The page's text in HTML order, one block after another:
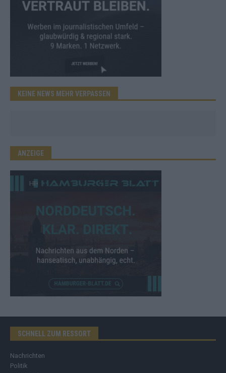
KEINE NEWS MEHR VERPASSEN
ANZEIGE
SCHNELL ZUM RESSORT
Nachrichten
Politik